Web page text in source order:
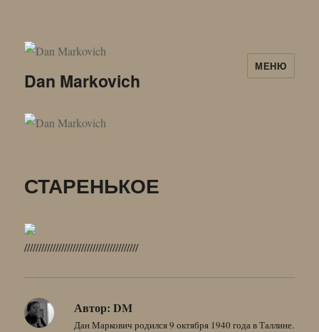
Dan Markovich
МЕНЮ
СТАРЕНЬКОЕ
////////////////////////////////////////
Автор: DM
Дан Маркович родился 9 октября 1940 года в Таллине.